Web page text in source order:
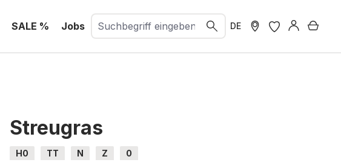
SALE % Jobs DE
Streugras
H0 TT N Z 0